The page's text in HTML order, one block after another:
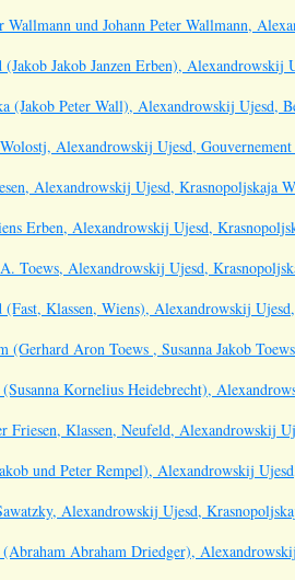
Wallmann und Johann Peter Wallmann,
(Jakob Jakob Janzen Erben), Alexandrowskij
(Jakob Peter Wall), Alexandrowskij Ujesd,
Alexandrowskij Ujesd, Gouvernement
Alexandrowskij Ujesd, Krasnopoljskaja
Erben, Alexandrowskij Ujesd,
Toews, Alexandrowskij Ujesd,
(Fast, Klassen, Wiens), Alexandrowskij
(Gerhard Aron Toews , Susanna Jakob
Kornelius Heidebrecht),
Friesen, Klassen, Neufeld, Alexandrowskij
und Peter Rempel), Alexandrowskij
Alexandrowskij Ujesd,
(Abraham Abraham Driedger),